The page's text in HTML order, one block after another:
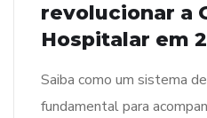
revolucionar a
Hospitalar em
Saiba como um sistema
fundamental para